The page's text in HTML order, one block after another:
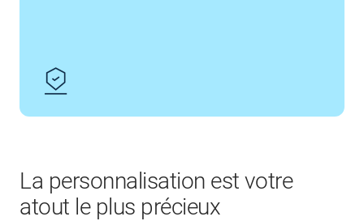
La personnalisation est votre
atout le plus précieux